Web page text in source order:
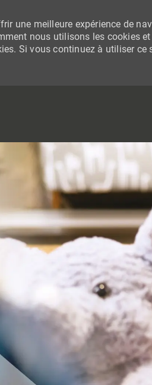
une meilleure expérience de
nous utilisons les cookies
Si vous continuez à utiliser